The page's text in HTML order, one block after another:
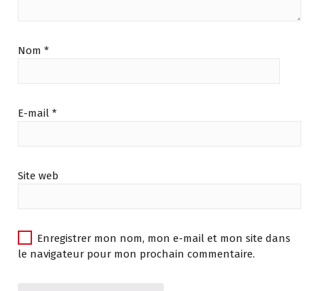
Nom *
E-mail *
Site web
Enregistrer mon nom, mon e-mail et mon site dans
le navigateur pour mon prochain commentaire.